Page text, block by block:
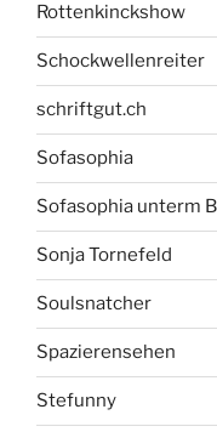
Rottenkinckshow
Schockwellenreiter
schriftgut.ch
Sofasophia
Sofasophia unterm
Sonja Tornefeld
Soulsnatcher
Spazierensehen
Stefunny